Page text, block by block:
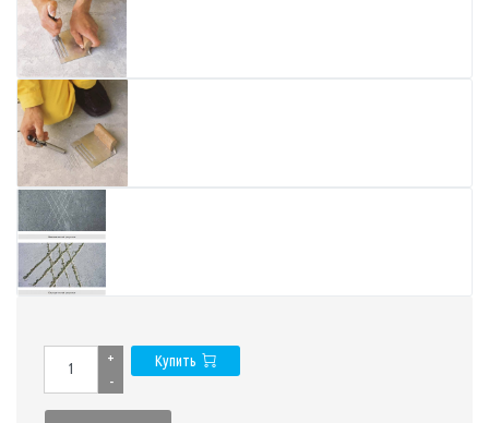
+
-
Купить